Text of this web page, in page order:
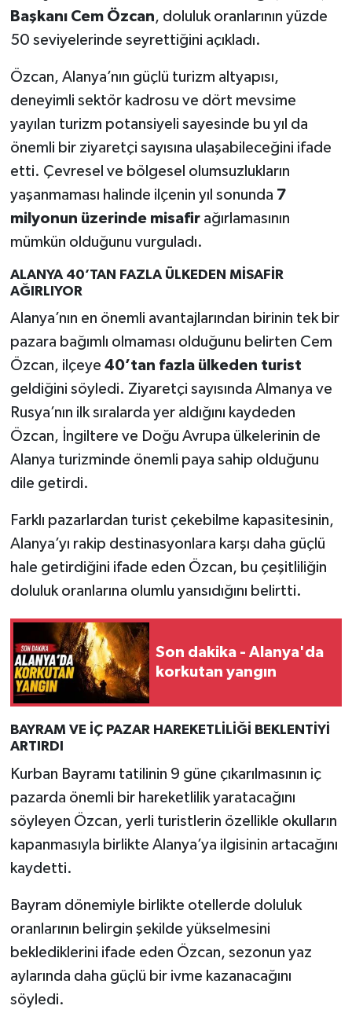
Başkanı Cem Özcan, doluluk oranlarının yüzde
50 seviyelerinde seyrettiğini açıkladı.
Özcan, Alanya’nın güçlü turizm altyapısı,
deneyimli sektör kadrosu ve dört mevsime
yayılan turizm potansiyeli sayesinde bu yıl da
önemli bir ziyaretçi sayısına ulaşabileceğini ifade
etti. Çevresel ve bölgesel olumsuzlukların
yaşanmaması halinde ilçenin yıl sonunda 7
milyonun üzerinde misafirağırlamasının
mümkün olduğunu vurguladı.
ALANYA 40’TAN FAZLA ÜLKEDEN MİSAFİR
AĞIRLIYOR
Alanya’nın en önemli avantajlarından birinin tek bir
pazara bağımlı olmaması olduğunu belirten Cem
Özcan, ilçeye 40’tan fazla ülkeden turist
geldiğini söyledi. Ziyaretçi sayısında Almanya ve
Rusya’nın ilk sıralarda yer aldığını kaydeden
Özcan, İngiltere ve Doğu Avrupa ülkelerinin de
Alanya turizminde önemli paya sahip olduğunu
dile getirdi.
Farklı pazarlardan turist çekebilme kapasitesinin,
Alanya’yı rakip destinasyonlara karşı daha güçlü
hale getirdiğini ifade eden Özcan, bu çeşitliliğin
doluluk oranlarına olumlu yansıdığını belirtti.
Son dakika - Alanya'da
korkutan yangın
BAYRAM VE İÇ PAZAR HAREKETLİLİĞİ BEKLENTİYİ
ARTIRDI
Kurban Bayramı tatilinin 9 güne çıkarılmasının iç
pazarda önemli bir hareketlilik yaratacağını
söyleyen Özcan, yerli turistlerin özellikle okulların
kapanmasıyla birlikte Alanya’ya ilgisinin artacağını
kaydetti.
Bayram dönemiyle birlikte otellerde doluluk
oranlarının belirgin şekilde yükselmesini
beklediklerini ifade eden Özcan, sezonun yaz
aylarında daha güçlü bir ivme kazanacağını
söyledi.